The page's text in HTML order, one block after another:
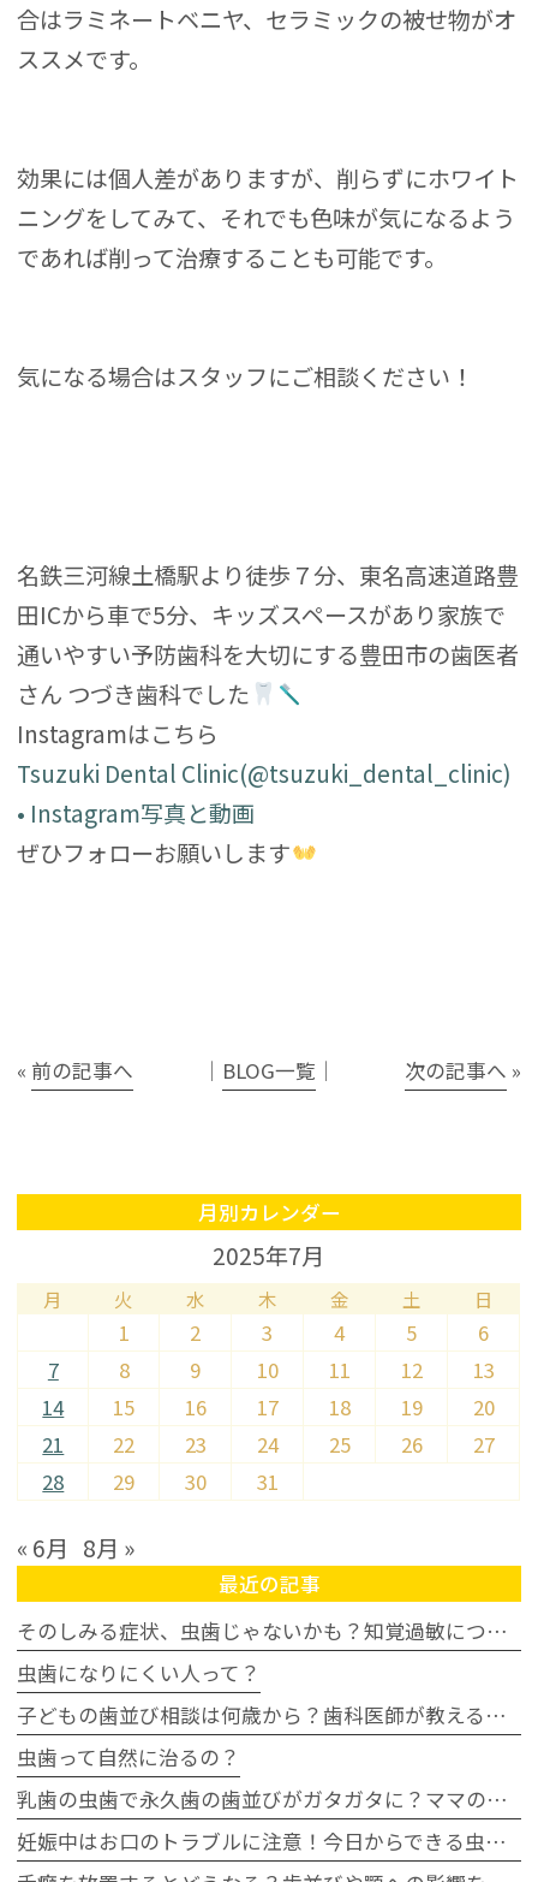
合はラミネートベニヤ、セラミックの被せ物がオ
ススメです。
効果には個人差がありますが、削らずにホワイト
ニングをしてみて、それでも色味が気になるよう
であれば削って治療することも可能です。
気になる場合はスタッフにご相談ください！
名鉄三河線土橋駅より徒歩７分、東名高速道路豊
田ICから車で5分、キッズスペースがあり家族で
通いやすい予防歯科を大切にする豊田市の歯医者
さん つづき歯科でした
Instagramはこちら
Tsuzuki Dental Clinic(@tsuzuki_dental_clinic)
• Instagram写真と動画
ぜひフォローお願いします
« 前の記事へ │ BLOG一覧 │ 次の記事へ »
月別カレンダー
2025年7月
月 火 水 木 金 土 日
1 2 3 4 5
6
7
8 9 10 11 12
13
14
15 16 17 18 19
20
21
22 23 24 25 26
27
28
29 30 31
« 6月 8月 »
最近の記事
そのしみる症状、虫歯じゃないかも？知覚過敏について
虫歯になりにくい人って？
子どもの歯並び相談は何歳から？歯科医師が教える受診タイミングの目安
虫歯って自然に治るの？
乳歯の虫歯で永久歯の歯並びがガタガタに？ママの不安に歯科医が回答
妊娠中はお口のトラブルに注意！今日からできる虫歯・歯周病予防